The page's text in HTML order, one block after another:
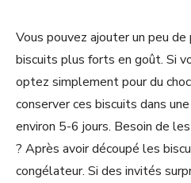
Vous pouvez ajouter un peu
biscuits plus forts en goût. Si
optez simplement pour du
conserver ces biscuits dans
environ 5-6 jours. Besoin de
? Après avoir découpé les
congélateur. Si des invités